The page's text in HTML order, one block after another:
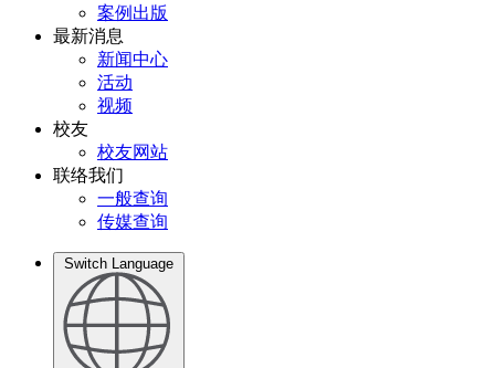
案例出版
最新消息
新闻中心
活动
视频
校友
校友网站
联络我们
一般查询
传媒查询
Switch Language